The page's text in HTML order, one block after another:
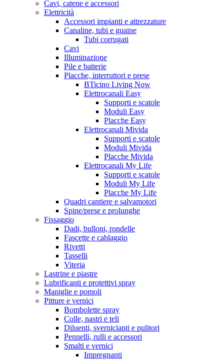
Cavi, catene e accessori
Elettricità
Accessori impianti e attrezzature
Canaline, tubi e guaine
Tubi corrugati
Cavi
Illuminazione
Pile e batterie
Placche, interruttori e prese
BTicino Living Now
Elettrocanali Easy
Supporti e scatole
Moduli Easy
Placche Easy
Elettrocanali Mivida
Supporti e scatole
Moduli Mivida
Placche Mivida
Elettrocanali My Life
Supporti e scatole
Moduli My Life
Placche My Life
Quadri cantiere e salvamotori
Spine/prese e prolunghe
Fissaggio
Dadi, bulloni, rondelle
Fascette e cablaggio
Rivetti
Tasselli
Viteria
Lastrine e piastre
Lubrificanti e protettivi spray
Maniglie e pomoli
Pitture e vernici
Bombolette spray
Colle, nastri e teli
Diluenti, svernicianti e pulitori
Pennelli, rulli e accessori
Smalti e vernici
Impregnanti